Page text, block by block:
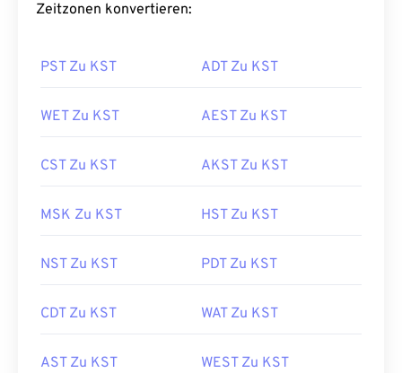
Zeitzonen konvertieren:
PST Zu KST ADT Zu KST
WET Zu KST AEST Zu KST
CST Zu KST AKST Zu KST
MSK Zu KST HST Zu KST
NST Zu KST PDT Zu KST
CDT Zu KST WAT Zu KST
AST Zu KST WEST Zu KST